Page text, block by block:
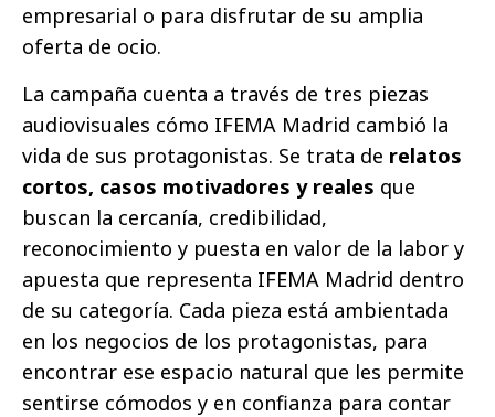
empresarial o para disfrutar de su amplia
oferta de ocio.
La campaña cuenta a través de tres piezas
audiovisuales cómo IFEMA Madrid cambió la
vida de sus protagonistas. Se trata de relatos
cortos, casos motivadores y reales que
buscan la cercanía, credibilidad,
reconocimiento y puesta en valor de la labor y
apuesta que representa IFEMA Madrid dentro
de su categoría. Cada pieza está ambientada
en los negocios de los protagonistas, para
encontrar ese espacio natural que les permite
sentirse cómodos y en confianza para contar